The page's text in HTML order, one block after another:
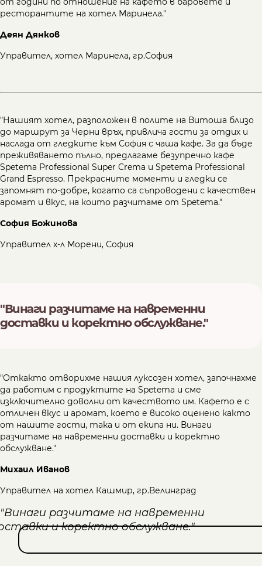
ресторантите на хотел Маринела."
Деян Дянков
Управител, хотел Маринела, гр.София
"Нашият хотел, разположен в полите на Витоша близо
до маршрут за Черни връх, привлича гости за отдих и
наслада от гледките към София с чаша кафе. За да бъде
преживяването пълно, предлагаме безупречно кафе
Spetema Professional Super Crema и Spetema Professional
Grand Espresso. Прекрасните моменти и гледки се
запомнят по-добре, когато са съпроводени с качествен
аромат и вкус, на които разчитаме от Spetema."
София Божинова
Управител х-л Морени, София
"Винаги разчитаме на навременни
доставки и коректно обслужване."
"Откакто отворихме нашия луксозен хотел, започнахме
да работим с продуктите на Spetema и сме
изключително доволни от качеството им. Кафето е с
отличен вкус и аромат, което е високо оценено както
от нашите гости, така и от екипа ни. Винаги
разчитаме на навременни доставки и коректно
обслужване."
Михаил Иванов
Управител на хотел Кашмир, гр.Велинград